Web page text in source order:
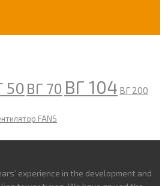
50 ВГ 70 ВГ 104 ВГ 200
FANS
experience in the development and